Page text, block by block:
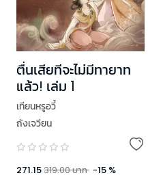
ตื่นเสียทีจะไม่มีทายาท
แล้ว! เล่ม 1
เทียนหรูอวี้
ถังเจวียน
271.15319.00บาท -15 %